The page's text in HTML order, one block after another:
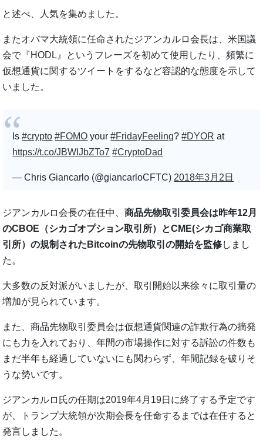
と述べ、人気を集めました。
またオバマ大統領に任命されたジアンカルロ会長は、米国議
会で『HODL』というフレーズを初めて使用したり、頻繁に
仮想通貨に関するツイートをするなど容認的な態度を示して
いました。
Is#crypto #FOMO your#FridayFeeling?#DYOR at
https://t.co/JBWIJbZTo7 #CryptoDad
— Chris Giancarlo (@giancarloCFTC) 2018年3月2日
ジアンカルロ会長の在任中、商品先物取引委員会は昨年12月
のCBOE（シカゴオプション取引所）とCME(シカゴ商業取
引所）の規制されたBitcoinの先物取引の開始を監修しまし
た。
大多数の反対派がいましたが、取引開始以来徐々に取引量の
増加が見られています。
また、商品先物取引委員会は仮想通貨関連の詐欺行為の摘発
にも力を入れており、年間の市場操作に対する訴訟の件数も
まだ半年も経過していないにも関わらず、年間記録を破りそ
うな勢いです。
ジアンカルロ氏の任期は2019年4月19日に終了する予定です
が、トランプ大統領が次期会長を任命するまでは在任すると
発言しました。